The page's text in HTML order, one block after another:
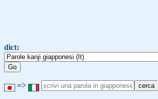
dict:
=>